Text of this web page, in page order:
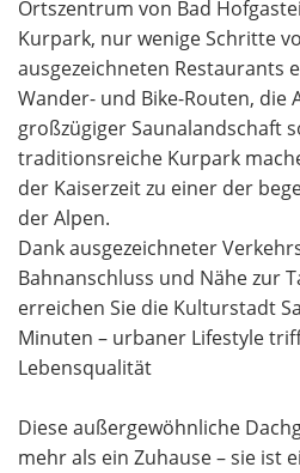
Ortszentrum von Bad
Kurpark, nur wenige Schritte
ausgezeichneten Restaurants
Wander- und Bike-Routen, die
großzügiger Saunalandschaft
traditionsreiche Kurpark
der Kaiserzeit zu einer der
der Alpen.
Dank ausgezeichneter
Bahnanschluss und Nähe zur
erreichen Sie die Kulturstadt
Minuten – urbaner Lifestyle
Lebensqualität
Diese außergewöhnliche
mehr als ein Zuhause – sie ist